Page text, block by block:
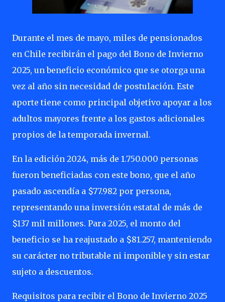
Durante el mes de mayo, miles de pensionados
en Chile recibirán el pago del Bono de Invierno
2025, un beneficio económico que se otorga una
vez al año sin necesidad de postulación. Este
aporte tiene como principal objetivo apoyar a los
adultos mayores frente a los gastos adicionales
propios de la temporada invernal.
En la edición 2024, más de 1.750.000 personas
fueron beneficiadas con este bono, que el año
pasado ascendía a $77.982 por persona,
representando una inversión estatal de más de
$137 mil millones. Para 2025, el monto del
beneficio se ha reajustado a $81.257, manteniendo
su carácter no tributable ni imponible y sin estar
sujeto a descuentos.
Requisitos para recibir el Bono de Invierno 2025